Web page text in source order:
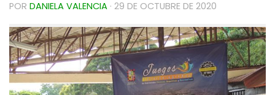
POR DANIELA VALENCIA · 29 DE OCTUBRE DE 2020